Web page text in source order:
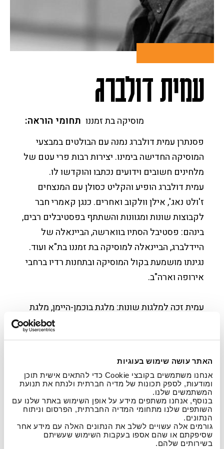
האתר עושה שימוש בעוגיות
אנחנו משתמשים בקובצי Cookie כדי להתאים אישית תוכן
ומודעות, לספק תכונות של מדיה חברתית ולנתח את תנועת
המשתמשים שלנו.
בנוסף, אנחנו משתפים מידע על אופן השימוש באתר שלנו עם
השותפים שלנו מתחומי המדיה החברתית, הפרסום וניתוח
הנתונים.
גורמים אלה עשויים לשלב את הנתונים האלה עם מידע אחר
שסיפקתם או שהם אספו בעקבות השימוש שעשיתם
בשירותים שלהם.
עמית דולברג
תחומי הוראה מוסיקה בת זמננו
פסנתרן עמית דולברג נמנה עם הבולטים במבצעי
המוסיקה החדישה בימינו. יצירות רבות פרי עטם של
מלחינים חשובים וידועים נכתבו והוקדשו לו.
עמית דולברג הופיע והקליט כסולן עם המנצחים
ז'ולט נאג', אילן וולקוב ואחרים. כנגן קאמרי חבר
לקבוצות שונות ומגוונות והשתתף בפסטיבלים רבים,
בינהם: פסטיבל הסתיו בווארשה, הביינאלה של
היידלברג, הביינאלה למוסיקה בת זמננו בת"א ועוד.
נגינתו מושמעת בקול המוסיקה ובתחנות רדיו ברחבי
אירופה וארה"ב.
עמית זכה למלגות שונות: מלגת בוכמן-היימן, מלגת
ארקין ומלגות קרן התרבות אמריקה ישראל.
תלמידם של יונתן זק ועמנואל קרסובסקי, רונאן
עם פנינה זלצמן, מוריי פראייה ופסקל רוז'ה. עמית
היה חבר אנסמבל המאה 21 בין השנים 2005-2011,
והיה מנהלה האמנותי של "התיבה" בשנים 2009-
2011. הוא חבר בצוות המורים של האקדמיה
למוסיקה ולמחול בירושלים שם הוא מנהל את
הסדנא למוסיקה בת זמננו. עמית הינו המייסד ומנהלו
מסלול למוסיקה מוקדמת
מסלול תיאטרון מוסיקלי ומחזמר
מסלול מוסיקה מאולתרת בת-זמננו
מסלול הלחנה למדיה
מסלול מוסיקה מזרחית
מסלול ביצוע מוסיקה חדשה ("תדרים")
הממונה על המשמעת
זכויות סטודנטים בשירות מילואים
סטודנטים שאינם דוברים עברית כשפת אם